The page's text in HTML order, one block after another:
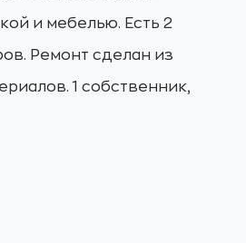
и мебелью. Есть 2
Ремонт сделан из
1 собственник,